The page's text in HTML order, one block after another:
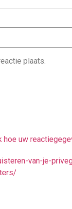
plaats.
hoe uw
van-je-